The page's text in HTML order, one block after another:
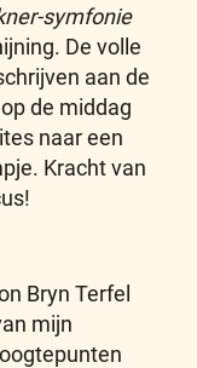
symfonie
De volle
aan de
de middag
naar een
Kracht van
Bryn Terfel
mijn